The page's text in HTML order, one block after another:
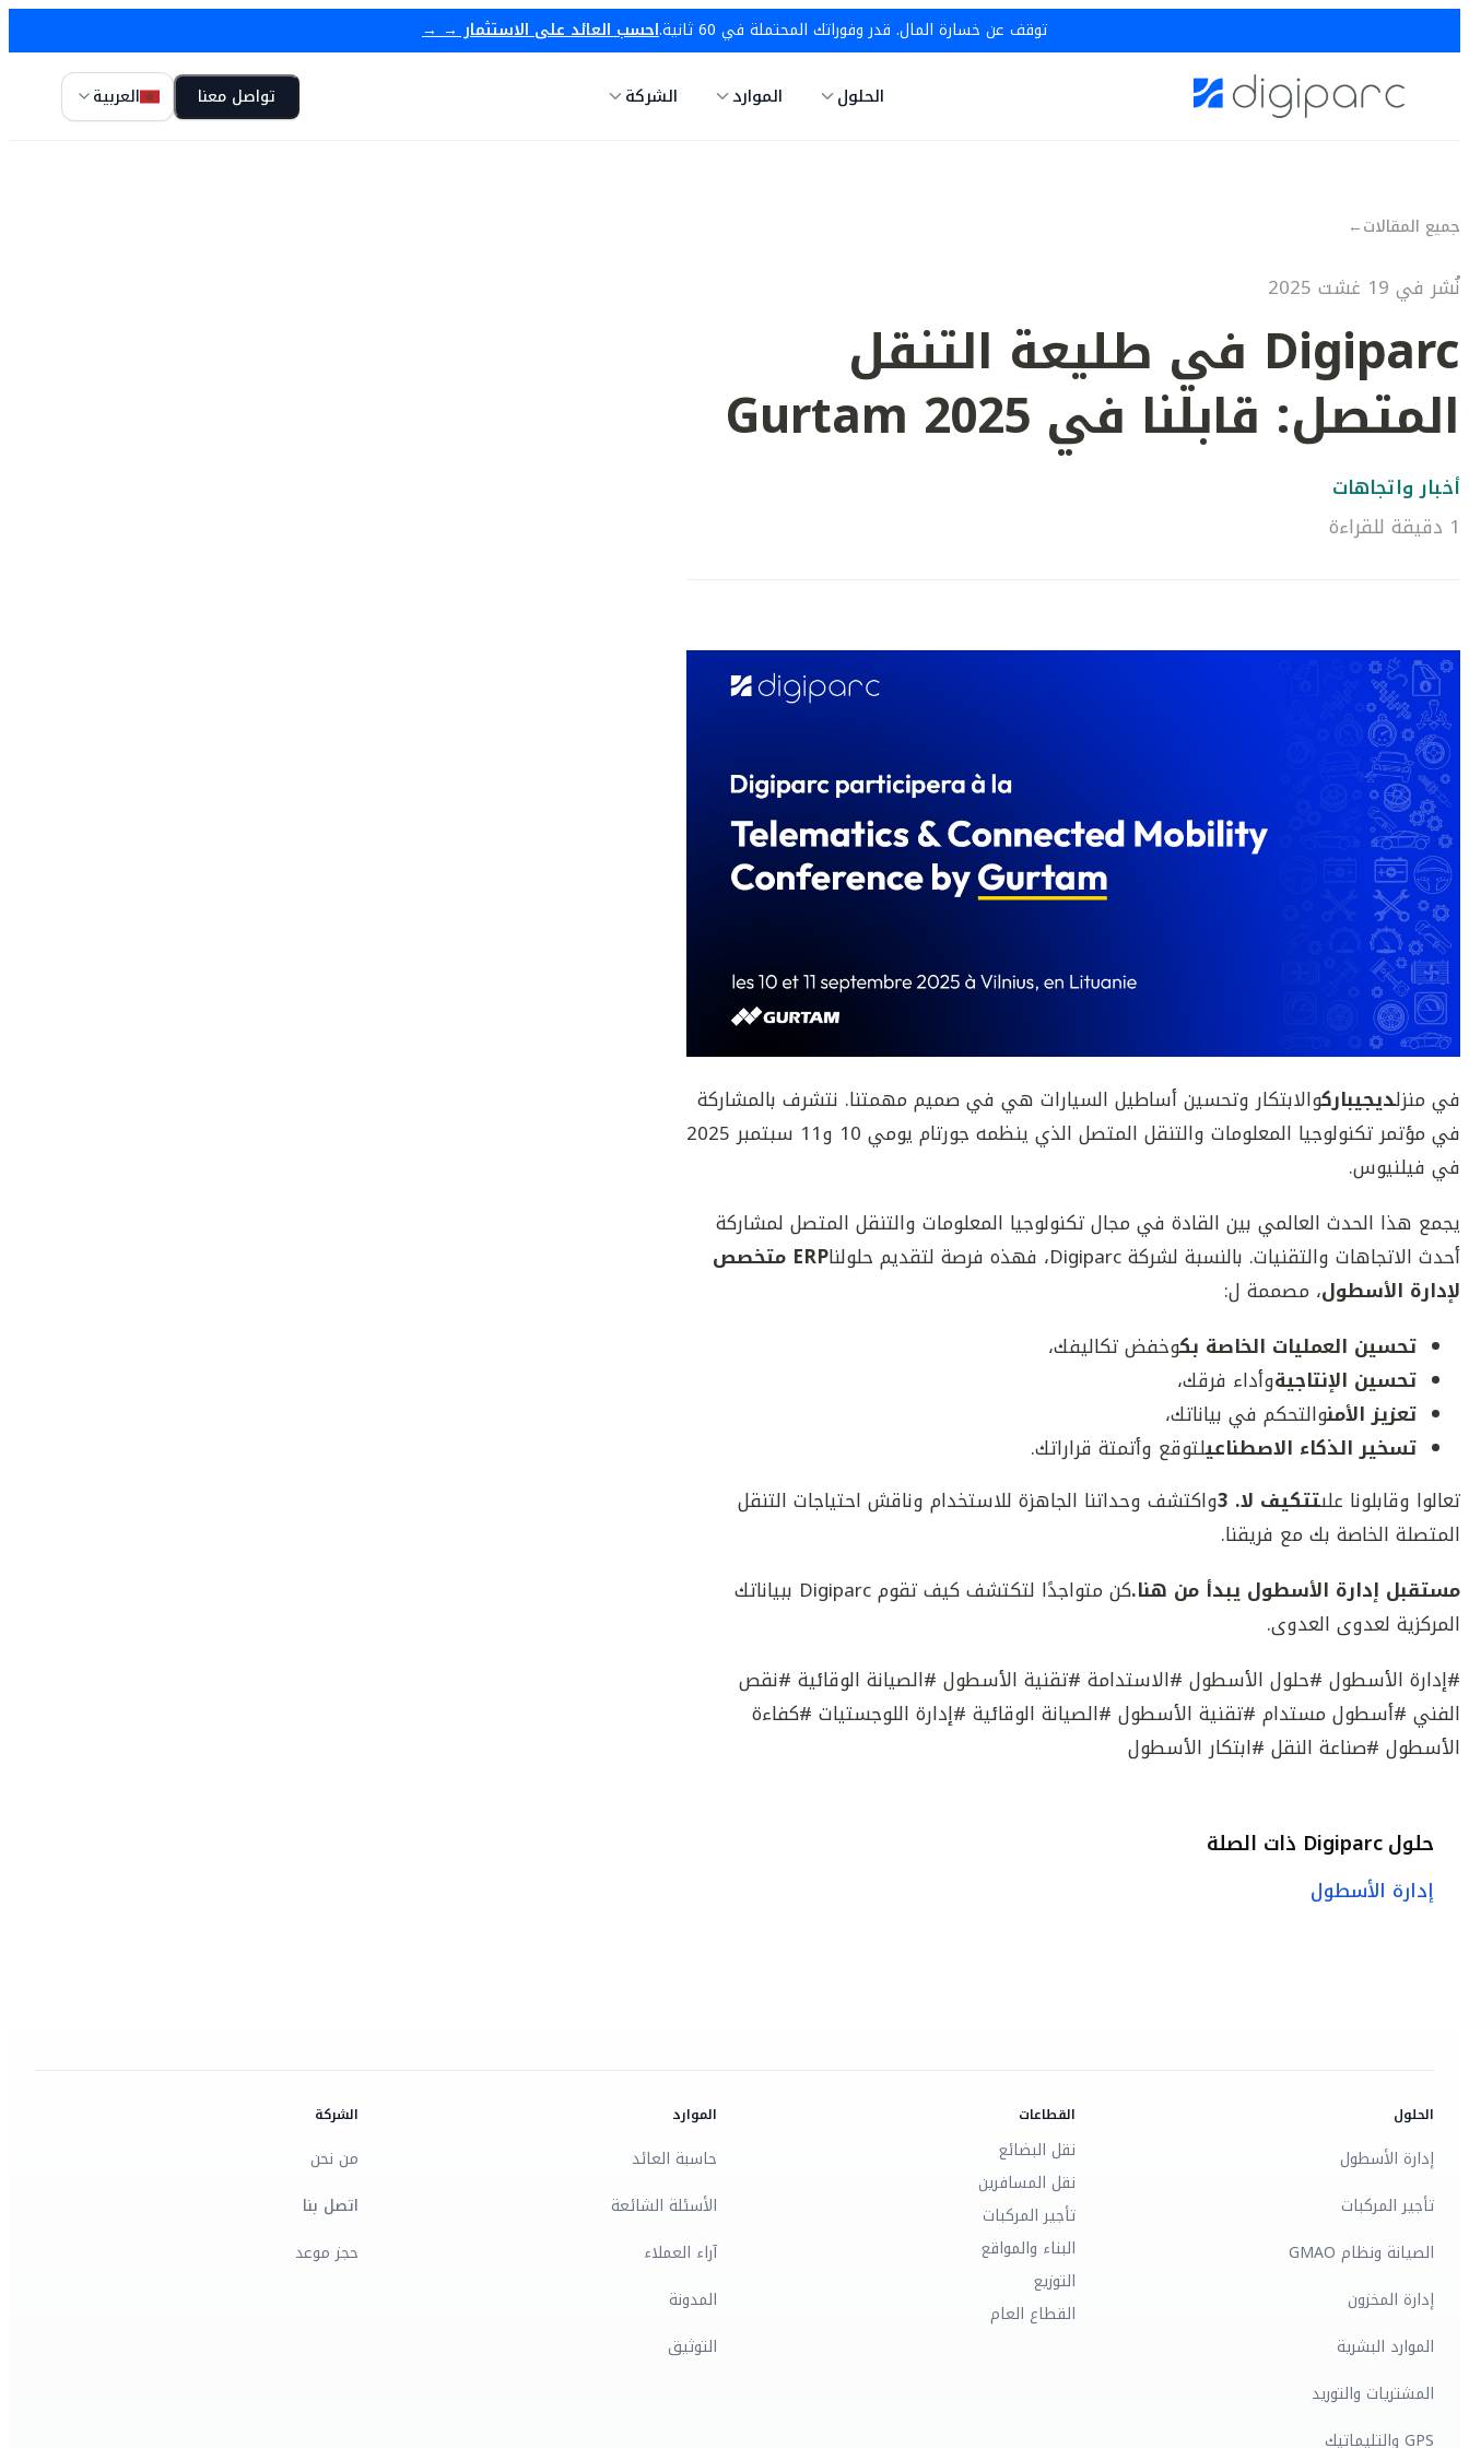
توقف عن خسارة المال. قدر وفوراتك المحتملة في 60 ثانية. احسب العائد على الاستثمار → →
الحلول الموارد الشركة تواصل معنا العربية
←جميع المقالات
نُشر في 19 غشت 2025
Digiparc في طليعة التنقل
المتصل: قابلنا في Gurtam 2025
أخبار واتجاهات
1 دقيقة للقراءة
في منزلديجيباركوالابتكار وتحسين أساطيل السيارات هي في صميم مهمتنا. نتشرف بالمشاركة
في مؤتمر تكنولوجيا المعلومات والتنقل المتصل الذي ينظمه جورتام يومي 10 و11 سبتمبر 2025
في فيلنيوس.
يجمع هذا الحدث العالمي بين القادة في مجال تكنولوجيا المعلومات والتنقل المتصل لمشاركة
أحدث الاتجاهات والتقنيات. بالنسبة لشركة Digiparc، فهذه فرصة لتقديم حلولنا
ERP متخصص
لإدارة الأسطول، مصممة ل:
تحسين العمليات الخاصة بكوخفض تكاليفك،
تحسين الإنتاجيةوأداء فرقك،
تعزيز الأمنوالتحكم في بياناتك،
تسخير الذكاء الاصطناعيلتوقع وأتمتة قراراتك.
تعالوا وقابلونا علىتتكيف لا. 3 واكتشف وحداتنا الجاهزة للاستخدام وناقش احتياجات التنقل
المتصلة الخاصة بك مع فريقنا.
مستقبل إدارة الأسطول يبدأ من هنا.
كن متواجدًا لتكتشف كيف تقوم Digiparc ببياناتك
المركزية لعدوى العدوى.
#إدارة الأسطول #حلول الأسطول #الاستدامة #تقنية الأسطول #الصيانة الوقائية #نقص
الفني #أسطول مستدام #تقنية الأسطول #الصيانة الوقائية #إدارة اللوجستيات #كفاءة
الأسطول #صناعة النقل #ابتكار الأسطول
حلول Digiparc ذات الصلة
إدارة الأسطول
الحلول
إدارة الأسطول
تأجير المركبات
الصيانة ونظام GMAO
إدارة المخزون
الموارد البشرية
المشتريات والتوريد
GPS والتليماتيك
القطاعات
نقل البضائع
نقل المسافرين
تأجير المركبات
البناء والمواقع
التوزيع
القطاع العام
الموارد
حاسبة العائد
الأسئلة الشائعة
آراء العملاء
المدونة
التوثيق
الشركة
من نحن
اتصل بنا
حجز موعد